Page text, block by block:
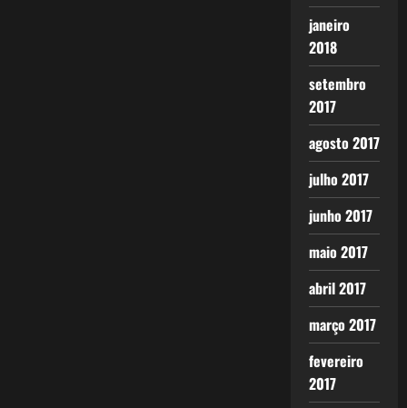
janeiro
2018
setembro
2017
agosto 2017
julho 2017
junho 2017
maio 2017
abril 2017
março 2017
fevereiro
2017